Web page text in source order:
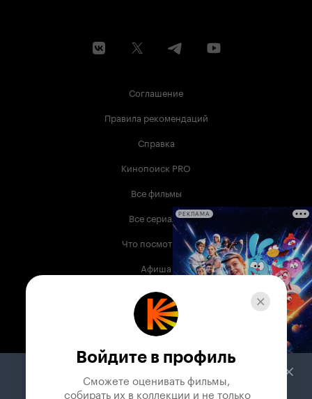
Соглашение
Правила рекомендаций
Справка
Кинопоиск PRO
Все фильмы
Все сериалы
Что посмотреть
Афиша
Музыка
Телепрограмма
Служба поддержки
РЕКЛАМА
Войдите в профиль
Сможете оценивать фильмы,
собирать их в коллекции и не только